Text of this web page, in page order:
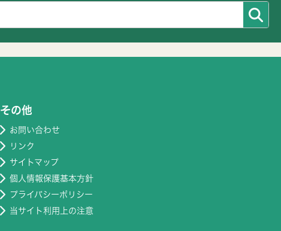
その他
お問い合わせ
リンク
サイトマップ
個人情報保護基本方針
プライバシーポリシー
当サイト利用上の注意